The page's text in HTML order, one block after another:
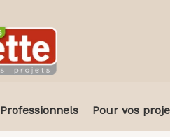
Professionnels Pour vos